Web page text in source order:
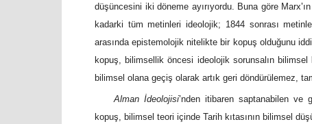
düşüncesini iki döneme ayırıyordu. Buna göre Marx’
kadarki tüm metinleri ideolojik; 1844 sonrası
arasında epistemolojik nitelikte bir kopuş olduğunu
kopuş, bilimsellik öncesi ideolojik sorunsalın
bilimsel olana geçiş olarak artık geri döndürülemez,
Alman İdeolojisi’nden itibaren saptanabilen ve
kopuş, bilimsel teori içinde Tarih kıtasının bilimsel